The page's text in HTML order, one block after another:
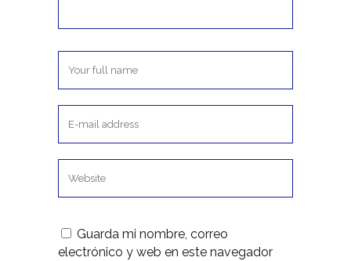
Guarda mi nombre, correo
electrónico y web en este navegador